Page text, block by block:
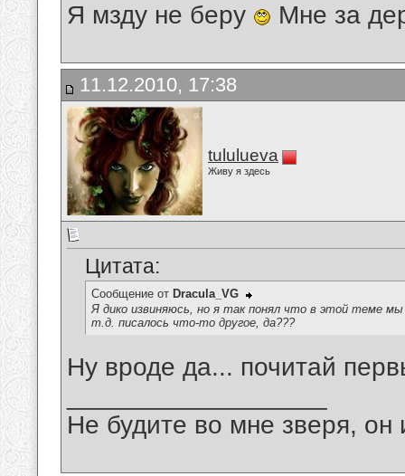
Я мзду не беру Мне за
11.12.2010, 17:38
tululueva
Живу я здесь
Цитата:
Сообщение от Dracula_VG
Я дико извиняюсь, но я так понял что в этой теме
т.д. писалось что-то другое, да???
Ну вроде да... почитай
Не будите во мне зверя, он